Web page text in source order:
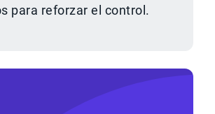
para reforzar el control.